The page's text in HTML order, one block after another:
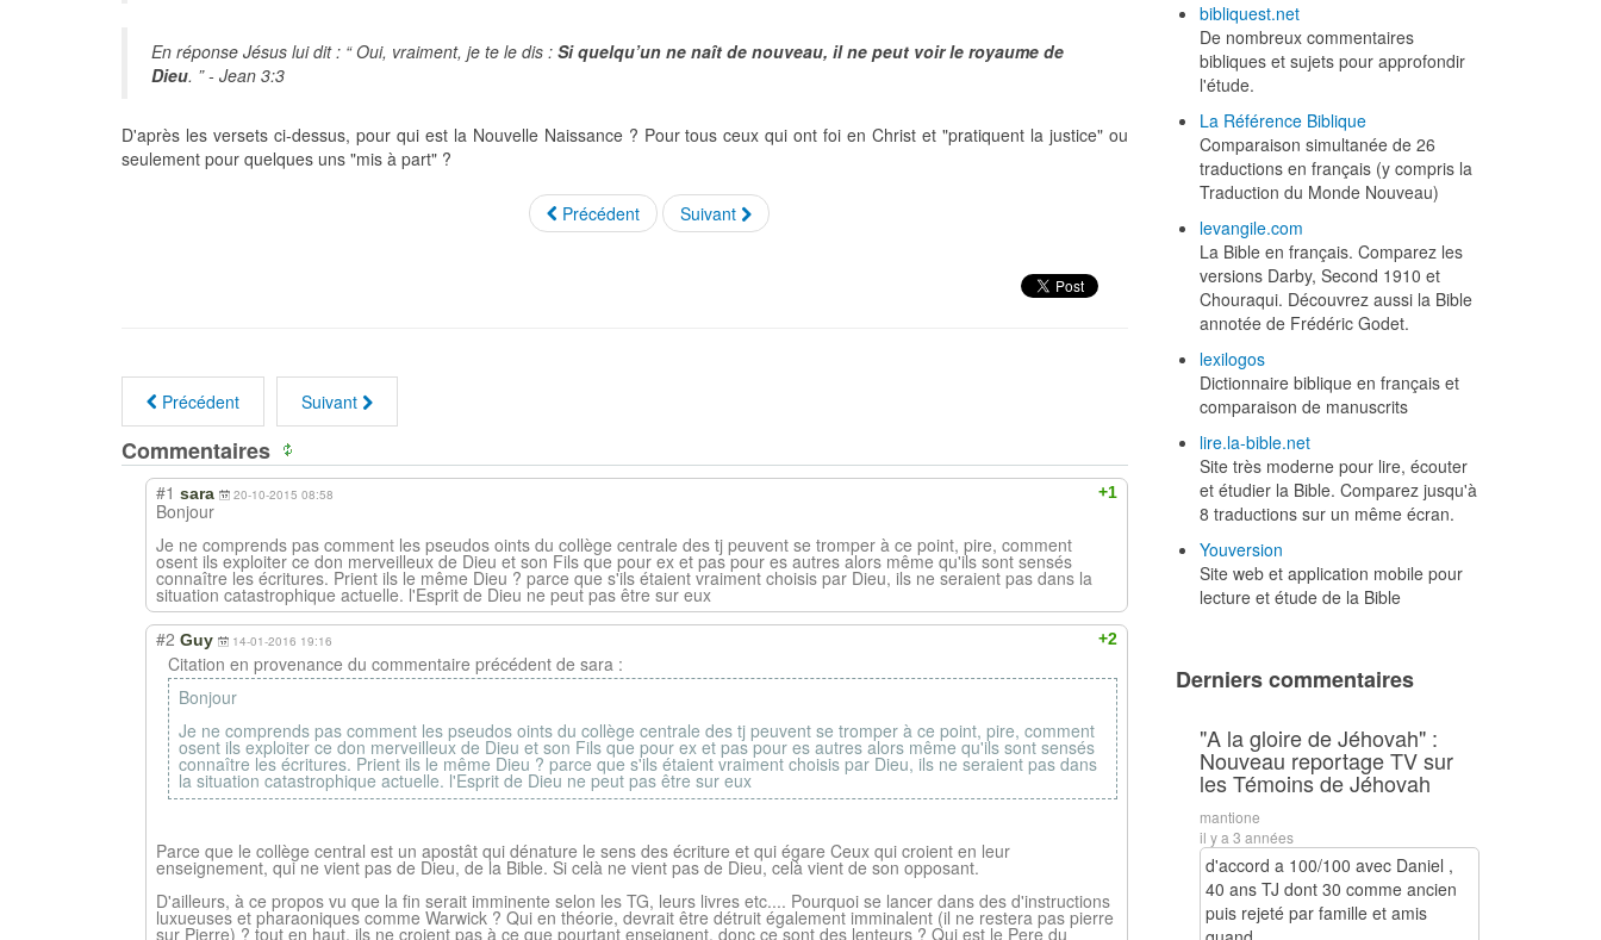
En réponse Jésus lui dit : “ Oui, vraiment, je te le dis : Si quelqu’un ne naît de nouveau, il ne peut voir le royaume de
Dieu. ” - Jean 3:3
D'après les versets ci-dessus, pour qui est la Nouvelle Naissance ? Pour tous ceux qui ont foi en Christ et "pratiquent la justice" ou
seulement pour quelques uns "mis à part" ?
Précédent Suivant
Précédent Suivant
Commentaires
+1
#1 sara 20-10-2015 08:58
Bonjour
Je ne comprends pas comment les pseudos oints du collège centrale des tj peuvent se tromper à ce point, pire, comment
osent ils exploiter ce don merveilleux de Dieu et son Fils que pour ex et pas pour es autres alors même qu'ils sont sensés
connaître les écritures. Prient ils le même Dieu ? parce que s'ils étaient vraiment choisis par Dieu, ils ne seraient pas dans la
situation catastrophique actuelle. l'Esprit de Dieu ne peut pas être sur eux
+2
#2 Guy 14-01-2016 19:16
Citation en provenance du commentaire précédent de sara :
Bonjour
Je ne comprends pas comment les pseudos oints du collège centrale des tj peuvent se tromper à ce point, pire, comment
osent ils exploiter ce don merveilleux de Dieu et son Fils que pour ex et pas pour es autres alors même qu'ils sont sensés
connaître les écritures. Prient ils le même Dieu ? parce que s'ils étaient vraiment choisis par Dieu, ils ne seraient pas dans
la situation catastrophique actuelle. l'Esprit de Dieu ne peut pas être sur eux
Parce que le collège central est un apostât qui dénature le sens des écriture et qui égare Ceux qui croient en leur
enseignement, qui ne vient pas de Dieu, de la Bible. Si celà ne vient pas de Dieu, celà vient de son opposant.
D'ailleurs, à ce propos vu que la fin serait imminente selon les TG, leurs livres etc.... Pourquoi se lancer dans des d'instructions
luxueuses et pharaoniques comme Warwick ? Qui en théorie, devrait être détruit également imminalent (il ne restera pas pierre
sur Pierre) ? tout en haut, ils ne croient pas à ce que pourtant enseignent, donc ce sont des lenteurs ? Qui est le Pere du
bibliquest.net
De nombreux commentaires
bibliques et sujets pour approfondir
l'étude.
La Référence Biblique
Comparaison simultanée de 26
traductions en français (y compris la
Traduction du Monde Nouveau)
levangile.com
La Bible en français. Comparez les
versions Darby, Second 1910 et
Chouraqui. Découvrez aussi la Bible
annotée de Frédéric Godet.
lexilogos
Dictionnaire biblique en français et
comparaison de manuscrits
lire.la-bible.net
Site très moderne pour lire, écouter
et étudier la Bible. Comparez jusqu'à
8 traductions sur un même écran.
Youversion
Site web et application mobile pour
lecture et étude de la Bible
Derniers commentaires
"A la gloire de Jéhovah" :
Nouveau reportage TV sur
les Témoins de Jéhovah
mantione
il y a 3 années
d'accord a 100/100 avec Daniel ,
40 ans TJ dont 30 comme ancien
puis rejeté par famille et amis